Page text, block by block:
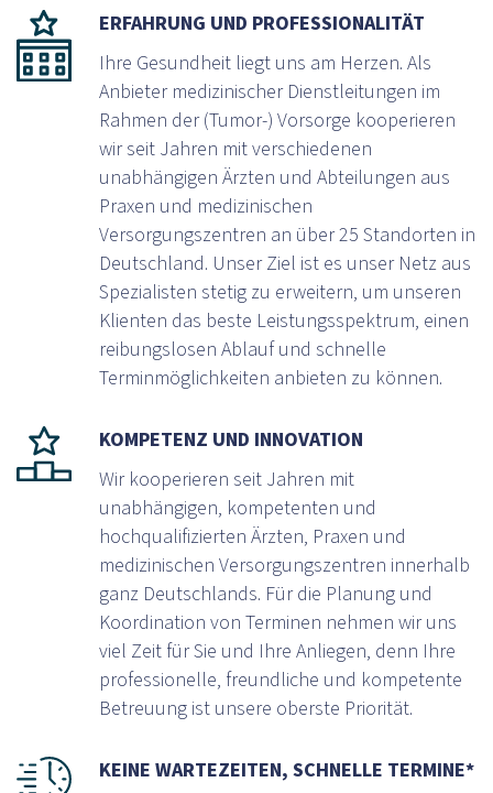
ERFAHRUNG UND PROFESSIONALITÄT
Ihre Gesundheit liegt uns am Herzen. Als
Anbieter medizinischer Dienstleitungen im
Rahmen der (Tumor-) Vorsorge kooperieren
wir seit Jahren mit verschiedenen
unabhängigen Ärzten und Abteilungen aus
Praxen und medizinischen
Versorgungszentren an über 25 Standorten in
Deutschland. Unser Ziel ist es unser Netz aus
Spezialisten stetig zu erweitern, um unseren
Klienten das beste Leistungsspektrum, einen
reibungslosen Ablauf und schnelle
Terminmöglichkeiten anbieten zu können.
KOMPETENZ UND INNOVATION
Wir kooperieren seit Jahren mit
unabhängigen, kompetenten und
hochqualifizierten Ärzten, Praxen und
medizinischen Versorgungszentren innerhalb
ganz Deutschlands. Für die Planung und
Koordination von Terminen nehmen wir uns
viel Zeit für Sie und Ihre Anliegen, denn Ihre
professionelle, freundliche und kompetente
Betreuung ist unsere oberste Priorität.
KEINE WARTEZEITEN, SCHNELLE TERMINE*